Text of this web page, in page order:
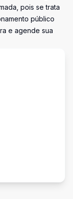
pois se trata
público
e agende sua